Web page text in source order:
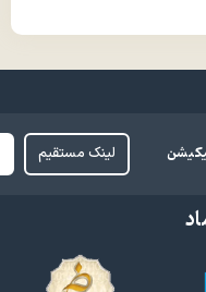
لینک مستقیم